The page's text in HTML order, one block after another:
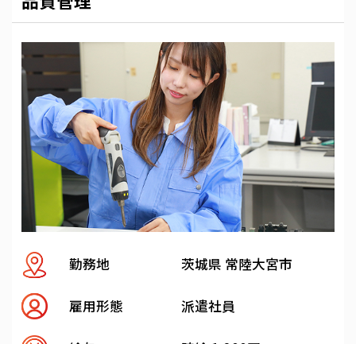
勤務地 茨城県 常陸大宮市
雇用形態 派遣社員